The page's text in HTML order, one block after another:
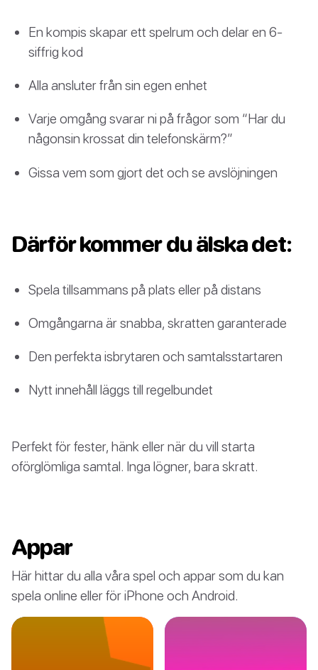
En kompis skapar ett spelrum och delar en 6-
siffrig kod
Alla ansluter från sin egen enhet
Varje omgång svarar ni på frågor som “Har du
någonsin krossat din telefonskärm?”
Gissa vem som gjort det och se avslöjningen
Därför kommer du älska det:
Spela tillsammans på plats eller på distans
Omgångarna är snabba, skratten garanterade
Den perfekta isbrytaren och samtalsstartaren
Nytt innehåll läggs till regelbundet
Perfekt för fester, hänk eller när du vill starta
oförglömliga samtal. Inga lögner, bara skratt.
Appar
Här hittar du alla våra spel och appar som du kan
spela online eller för iPhone och Android.